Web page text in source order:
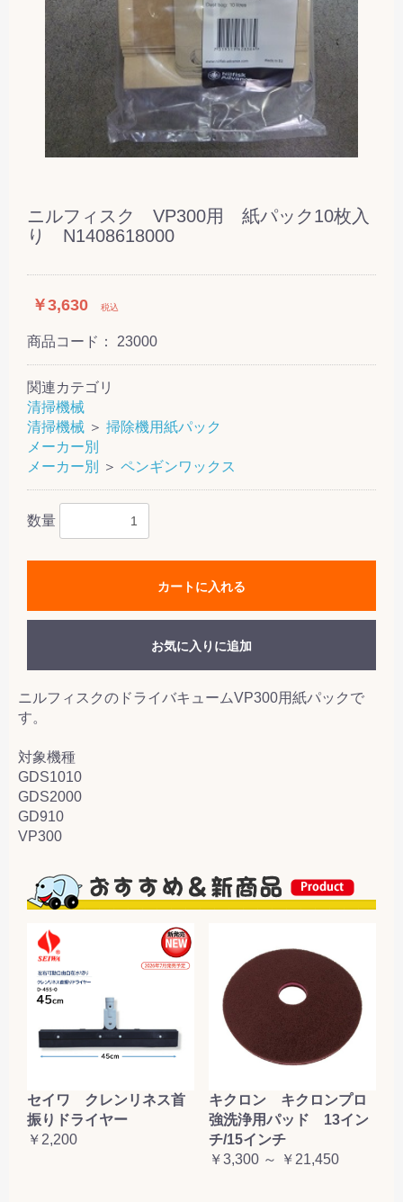
ニルフィスク VP300用 紙パック10枚入
り N1408618000
￥3,630 税込
商品コード： 23000
関連カテゴリ
清掃機械
清掃機械 ＞ 掃除機用紙パック
メーカー別
メーカー別
＞ ペンギンワックス
数量
カートに入れる
お気に入りに追加
ニルフィスクのドライバキュームVP300用紙パックで
す。
対象機種
GDS1010
GDS2000
GD910
VP300
セイワ クレンリネス首
振りドライヤー
￥2,200
キクロン キクロンプロ
強洗浄用パッド 13イン
チ/15インチ
￥3,300 ～ ￥21,450